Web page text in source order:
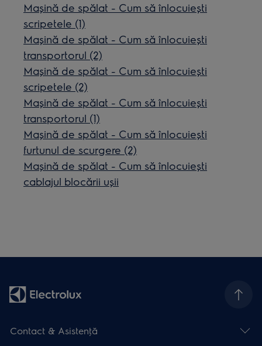
Mașină de spălat - Cum să înlocuiești
scripetele (1)
Mașină de spălat - Cum să înlocuiești
transportorul (2)
Mașină de spălat - Cum să înlocuiești
scripetele (2)
Mașină de spălat - Cum să înlocuiești
transportorul (1)
Mașină de spălat - Cum să înlocuiești
furtunul de scurgere (2)
Mașină de spălat - Cum să înlocuiești
cablajul blocării ușii
Contact & Asistenţă